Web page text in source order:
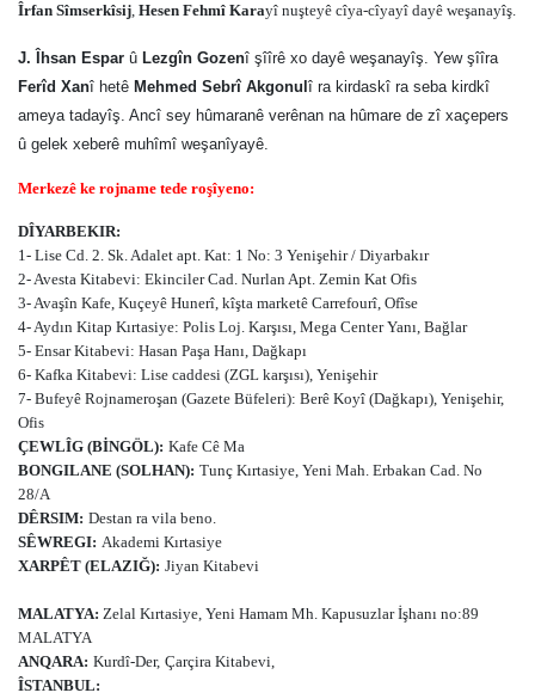
Îrfan Sîmserkîsij, Hesen Fehmî Karayî nuşteyê cîya-cîyayî dayê weşanayîş.
J. Îhsan Espar û Lezgîn Gozenî şîîrê xo dayê weşanayîş. Yew şîîra
Ferîd Xanî hetê Mehmed Sebrî Akgonul î ra kirdaskî ra seba kirdkî
ameya tadayîş. Ancî sey hûmaranê verênan na hûmare de zî xaçepers
û gelek xeberê muhîmî weşanîyayê.
Merkezê ke rojname tede roşîyeno:
DÎYARBEKIR:
1- Lise Cd. 2. Sk. Adalet apt. Kat: 1 No: 3 Yenişehir / Diyarbakır
2- Avesta Kitabevi: Ekinciler Cad. Nurlan Apt. Zemin Kat Ofis
3- Avaşîn Kafe, Kuçeyê Hunerî, kîşta marketê Carrefourî, Ofîse
4- Aydın Kitap Kırtasiye: Polis Loj. Karşısı, Mega Center Yanı, Bağlar
5- Ensar Kitabevi: Hasan Paşa Hanı, Dağkapı
6- Kafka Kitabevi: Lise caddesi (ZGL karşısı), Yenişehir
7- Bufeyê Rojnameroşan (Gazete Büfeleri): Berê Koyî (Dağkapı), Yenişehir,
Ofis
ÇEWLÎG (BİNGÖL): Kafe Cê Ma
BONGILANE (SOLHAN): Tunç Kırtasiye, Yeni Mah. Erbakan Cad. No
28/A
DÊRSIM: Destan ra vila beno.
SÊWREGI: Akademi Kırtasiye
XARPÊT (ELAZIĞ): Jiyan Kitabevi
MALATYA: Zelal Kırtasiye, Yeni Hamam Mh. Kapusuzlar İşhanı no:89
MALATYA
ANQARA: Kurdî-Der, Çarçira Kitabevi,
ÎSTANBUL: